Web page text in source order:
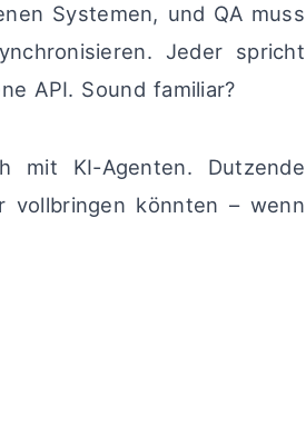
Systemen, und QA muss
Jeder spricht
API. Sound familiar?
mit KI-Agenten. Dutzende
vollbringen könnten – wenn